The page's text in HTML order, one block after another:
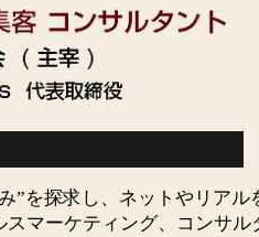
”を探求し、ネットやリア
スマーケティング、コンサ